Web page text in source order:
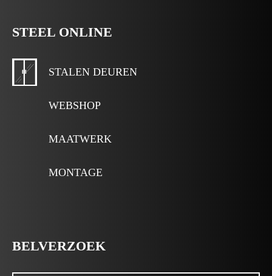
STEEL ONLINE
STALEN DEUREN
WEBSHOP
MAATWERK
MONTAGE
BELVERZOEK